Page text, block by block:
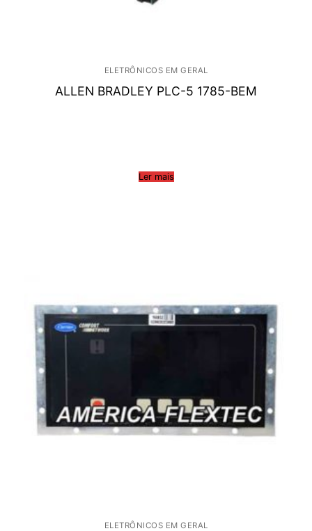
ELETRÔNICOS EM GERAL
ALLEN BRADLEY PLC-5 1785-BEM
Ler mais
ELETRÔNICOS EM GERAL